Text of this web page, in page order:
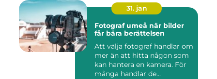
31. jan
Fotograf umeå när bilder
får bära berättelsen
Att välja fotograf handlar om
mer än att hitta någon som
kan hantera en kamera. För
många handlar de...